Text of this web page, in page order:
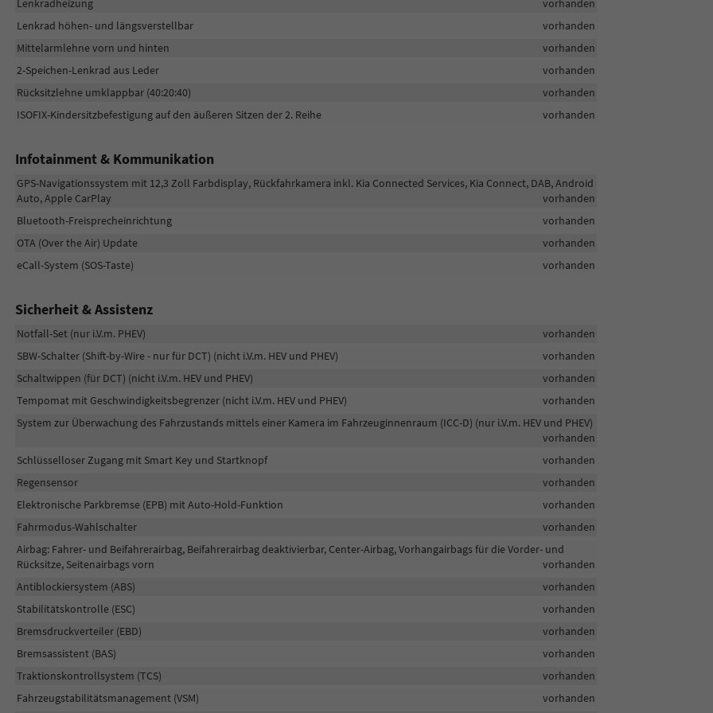
Lenkrad höhen- und längsverstellbar
vorhanden
Mittelarmlehne vorn und hinten
vorhanden
2-Speichen-Lenkrad aus Leder
vorhanden
Rücksitzlehne umklappbar (40:20:40)
vorhanden
ISOFIX-Kindersitzbefestigung auf den äußeren Sitzen der 2. Reihe
vorhanden
Infotainment & Kommunikation
GPS-Navigationssystem mit 12,3 Zoll Farbdisplay, Rückfahrkamera inkl. Kia Connected Services, Kia Connect, DAB, Android
Auto, Apple CarPlay
vorhanden
Bluetooth-Freisprecheinrichtung
vorhanden
OTA (Over the Air) Update
vorhanden
eCall-System (SOS-Taste)
vorhanden
Sicherheit & Assistenz
Notfall-Set (nur i.V.m. PHEV)
vorhanden
SBW-Schalter (Shift-by-Wire - nur für DCT) (nicht i.V.m. HEV und PHEV)
vorhanden
Schaltwippen (für DCT) (nicht i.V.m. HEV und PHEV)
vorhanden
Tempomat mit Geschwindigkeitsbegrenzer (nicht i.V.m. HEV und PHEV)
vorhanden
System zur Überwachung des Fahrzustands mittels einer Kamera im Fahrzeuginnenraum (ICC-D) (nur i.V.m. HEV und PHEV)
vorhanden
Schlüsselloser Zugang mit Smart Key und Startknopf
vorhanden
Regensensor
vorhanden
Elektronische Parkbremse (EPB) mit Auto-Hold-Funktion
vorhanden
Fahrmodus-Wahlschalter
vorhanden
Airbag: Fahrer- und Beifahrerairbag, Beifahrerairbag deaktivierbar, Center-Airbag, Vorhangairbags für die Vorder- und
Rücksitze, Seitenairbags vorn
vorhanden
Antiblockiersystem (ABS)
vorhanden
Stabilitätskontrolle (ESC)
vorhanden
Bremsdruckverteiler (EBD)
vorhanden
Bremsassistent (BAS)
vorhanden
Traktionskontrollsystem (TCS)
vorhanden
Fahrzeugstabilitätsmanagement (VSM)
vorhanden